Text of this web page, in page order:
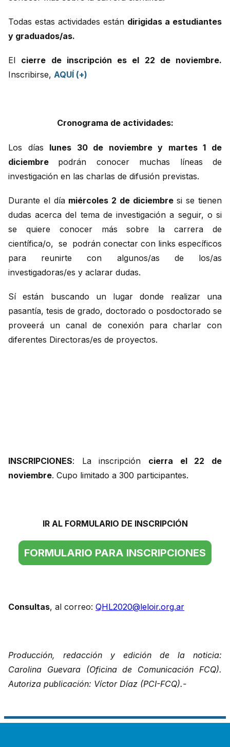
Todas estas actividades están dirigidas a estudiantes
y graduados/as.
El cierre de inscripción es el 22 de noviembre.
Inscribirse, AQUÍ (+)
Cronograma de actividades:
Los días lunes 30 de noviembre y martes 1 de
diciembre podrán conocer muchas líneas de
investigación en las charlas de difusión previstas.
Durante el día miércoles 2 de diciembresi se tienen
dudas acerca del tema de investigación a seguir, o si
se quiere conocer más sobre la carrera de
científica/o, se podrán conectar con links específicos
para reunirte con algunos/as de los/as
investigadoras/es y aclarar dudas.
Sí están buscando un lugar donde realizar una
pasantía, tesis de grado, doctorado o posdoctorado se
proveerá un canal de conexión para charlar con
diferentes Directoras/es de proyectos.
INSCRIPCIONES: La inscripción cierra el 22 de
noviembre. Cupo limitado a 300 participantes.
IR AL FORMULARIO DE INSCRIPCIÓN
FORMULARIO PARA INSCRIPCIONES
Consultas, al correo: QHL2020@leloir.org.ar
Producción, redacción y edición de la noticia:
Carolina Guevara (Oficina de Comunicación FCQ).
Autoriza publicación: Víctor Díaz (PCI-FCQ).-